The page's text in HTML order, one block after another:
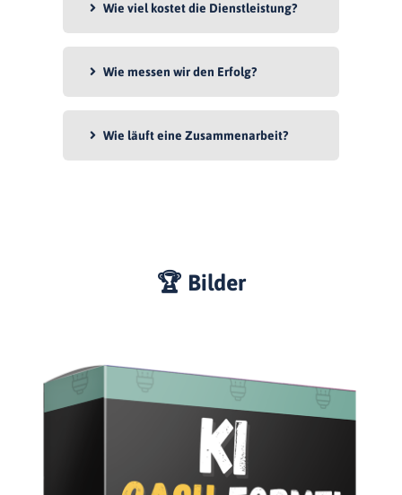
Wie viel kostet die Dienstleistung?
Wie messen wir den Erfolg?
Wie läuft eine Zusammenarbeit?
🏆 Bilder